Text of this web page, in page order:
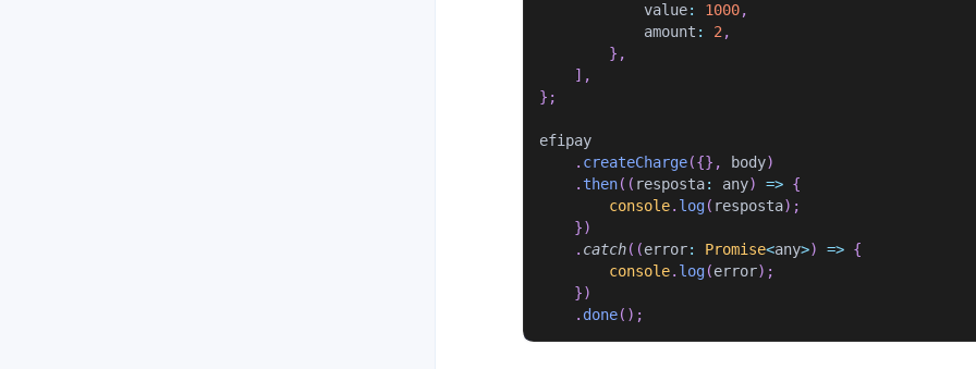
value: 1000,
amount : 2 ,
} ,
] ,
} ;
efipay
. createCharge({} , body)
.then( ( resposta: any) => {
console. log( resposta) ;
})
. catch( (error: Promise<any>) => {
console. log(error) ;
})
. done( ) ;